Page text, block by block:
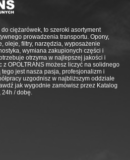
ciężarówek, to szeroki asortyment
prowadzenia transportu. Opony,
oleje, filtry, narzędzia, wyposażenie
wymiana zakupionych części i
otrzyma w najlepszej jakości i
z OPOLTRANS możesz liczyć na solidnego
jest nasza pasja, profesjonalizm i
uzgodnisz w najbliższym oddziale
jak wygodnie zamówisz przez Katalog
24h / dobę.